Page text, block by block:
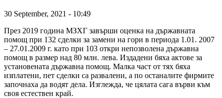
30 September, 2021 - 10:49
През 2019 година МЗХГ завърши оценка на държавната
помощ при 132 сделки за замени на гори в периода 1.01. 2007
– 27.01.2009 г. като при 103 откри непозволена държавна
помощ в размер над 80 млн. лева. Издадени бяха актове за
установената държавна помощ. Малка част от тях бяха
изплатени, пет сделки са развалени, а по останалите фирмите
започнаха да водят дела. Изглежда, че цялата сага върви към
своя естествен край.